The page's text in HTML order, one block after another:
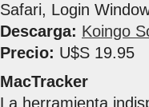
Safari, Login
Descarga: Koingo
Precio: U$S 19.95
MacTracker
La herramienta